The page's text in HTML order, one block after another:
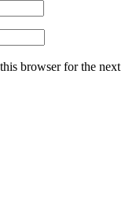
browser for the next